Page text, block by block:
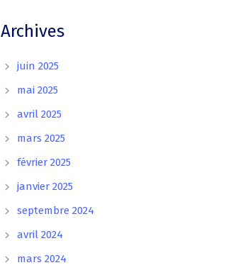
Archives
juin 2025
mai 2025
avril 2025
mars 2025
février 2025
janvier 2025
septembre 2024
avril 2024
mars 2024